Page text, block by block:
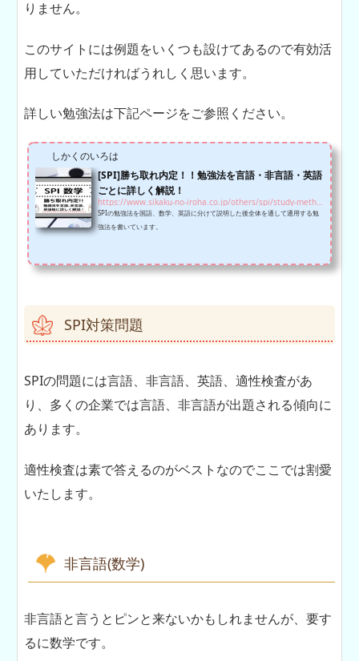
りません。
このサイトには例題をいくつも設けてあるので有効活
用していただければうれしく思います。
詳しい勉強法は下記ページをご参照ください。
しかくのいろは
[SPI]勝ち取れ内定！！勉強法を言語・非言語・英語
ごとに詳しく解説！
https://www.sikaku-no-iroha.co.jp/others/spi/study-method
SPIの勉強法を国語、数学、英語に分けて説明した後全体を通して通用する勉
強法を書いています。
SPI対策問題
SPIの問題には言語、非言語、英語、適性検査があ
り、多くの企業では言語、非言語が出題される傾向に
あります。
適性検査は素で答えるのがベストなのでここでは割愛
いたします。
非言語(数学)
非言語と言うとピンと来ないかもしれませんが、要す
るに数学です。